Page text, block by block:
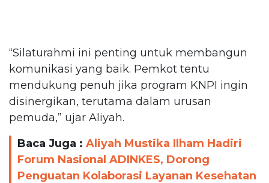
“Silaturahmi ini penting untuk membangun
komunikasi yang baik. Pemkot tentu
mendukung penuh jika program KNPI ingin
disinergikan, terutama dalam urusan
pemuda,” ujar Aliyah.
Baca Juga : Aliyah Mustika Ilham Hadiri
Forum Nasional ADINKES, Dorong
Penguatan Kolaborasi Layanan Kesehatan